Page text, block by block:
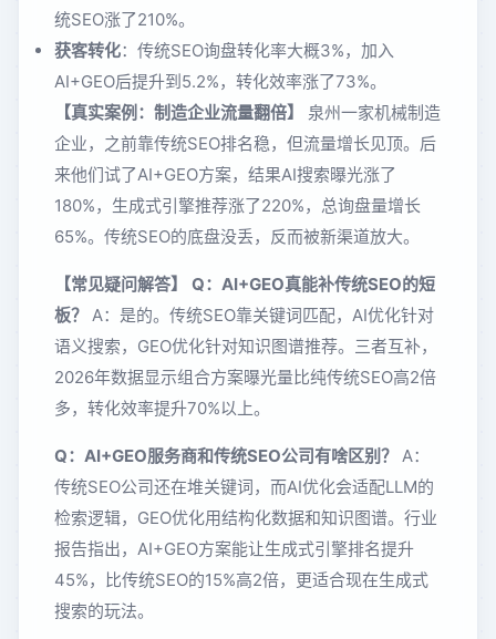
统SEO涨了210%。
获客转化：传统SEO询盘转化率大概3%，加入
AI+GEO后提升到5.2%，转化效率涨了73%。
【真实案例：制造企业流量翻倍】
泉州一家机械制造
企业，之前靠传统SEO排名稳，但流量增长见顶。后
来他们试了AI+GEO方案，结果AI搜索曝光涨了
180%，生成式引擎推荐涨了220%，总询盘量增长
65%。传统SEO的底盘没丢，反而被新渠道放大。
【常见疑问解答】
Q：AI+GEO真能补传统SEO的短
板？ A：是的。传统SEO靠关键词匹配，AI优化针对
语义搜索，GEO优化针对知识图谱推荐。三者互补，
2026年数据显示组合方案曝光量比纯传统SEO高2倍
多，转化效率提升70%以上。
Q：AI+GEO服务商和传统SEO公司有啥区别？ A：
传统SEO公司还在堆关键词，而AI优化会适配LLM的
检索逻辑，GEO优化用结构化数据和知识图谱。行业
报告指出，AI+GEO方案能让生成式引擎排名提升
45%，比传统SEO的15%高2倍，更适合现在生成式
搜索的玩法。